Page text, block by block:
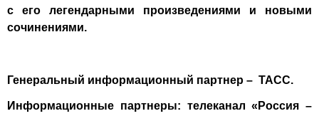
с его легендарными произведениями и новыми
сочинениями.
Генеральный информационный партнер – ТАСС.
Информационные партнеры: телеканал «Россия –